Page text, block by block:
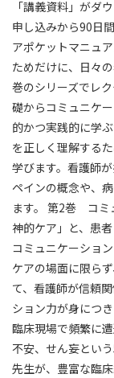
看護師 16～20年
わかりやすかった
★★★★★
★★★★★
看護師 31年目以
学び直したいと
についての説明
★★★★★
★★★★★
看護師 21～30年
貴重な機会をあ
心理やその変化
では「鎮静カン
についての検討
た。今回の学び
りがとうござい
「講義資料」がダ
申し込みから90日
アポケットマニュ
ためだけに、日々
巻のシリーズでレ
礎からコミュニケ
的かつ実践的に学
を正しく理解する
学びます。看護師
ペインの概念や、
ます。 第2巻 コミ
神的ケア」と、患
コミュニケーショ
ケアの場面に限ら
て、看護師が信頼
ション力が身につ
臨床現場で頻繁に
不安、せん妄とい
先生が、豊富な臨